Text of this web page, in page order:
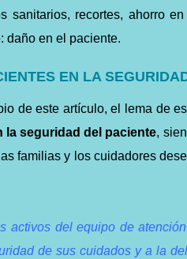
sanitarios, recortes, ahorro
daño en el paciente.
EN LA
de este artículo, el lema de
la seguridad del paciente,
familias y los cuidadores
activos del equipo de
de sus cuidados y a la